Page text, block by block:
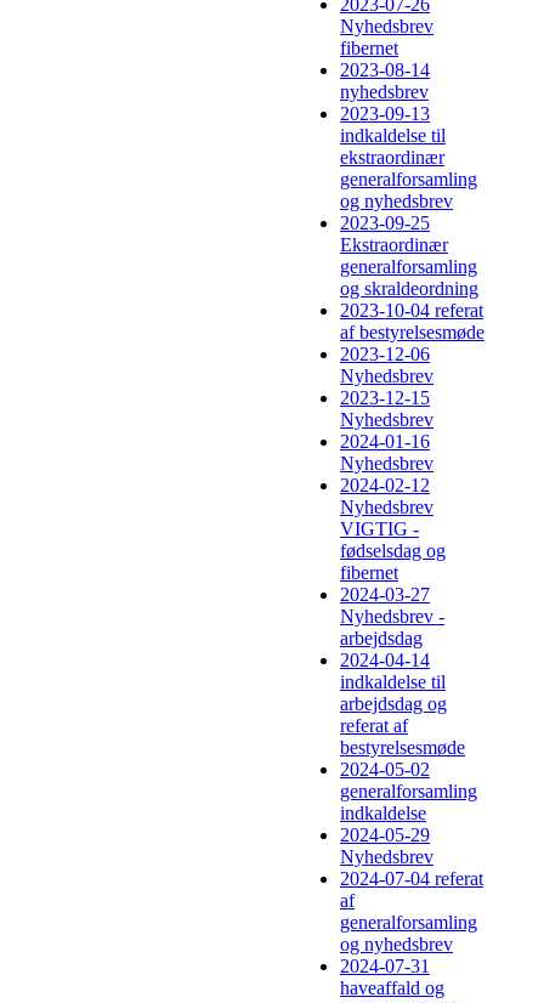
Nyhedsbrev
fibernet
2023-08-14
nyhedsbrev
2023-09-13
indkaldelse til
ekstraordinær
generalforsamling
og nyhedsbrev
2023-09-25
Ekstraordinær
generalforsamling
og skraldeordning
2023-10-04 referat
af bestyrelsesmøde
2023-12-06
Nyhedsbrev
2023-12-15
Nyhedsbrev
2024-01-16
Nyhedsbrev
2024-02-12
Nyhedsbrev
VIGTIG -
fødselsdag og
fibernet
2024-03-27
Nyhedsbrev -
arbejdsdag
2024-04-14
indkaldelse til
arbejdsdag og
referat af
bestyrelsesmøde
2024-05-02
generalforsamling
indkaldelse
2024-05-29
Nyhedsbrev
2024-07-04 referat
af
generalforsamling
og nyhedsbrev
2024-07-31
haveaffald og